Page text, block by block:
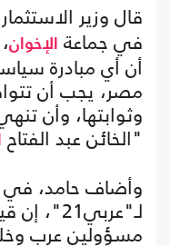
قال وزير الاستثمار
في جماعة
الإخوان،
أن أي مبادرة
مصر، يجب أن
وثوابتها، وأن
"الخائن عبد الفتاح
وأضاف حامد،
مسؤولين عرب